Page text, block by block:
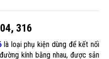
316
là loại phụ kiện dùng để kết nối
kính bằng nhau, được sản